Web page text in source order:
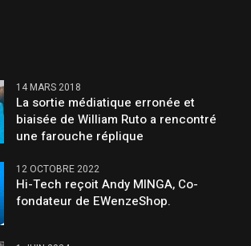
14 MARS 2018
La sortie médiatique erronée et
biaisée de William Ruto a rencontré
une farouche réplique
12 OCTOBRE 2022
Hi-Tech reçoit Andy MINGA, Co-
fondateur de EWenzeShop.